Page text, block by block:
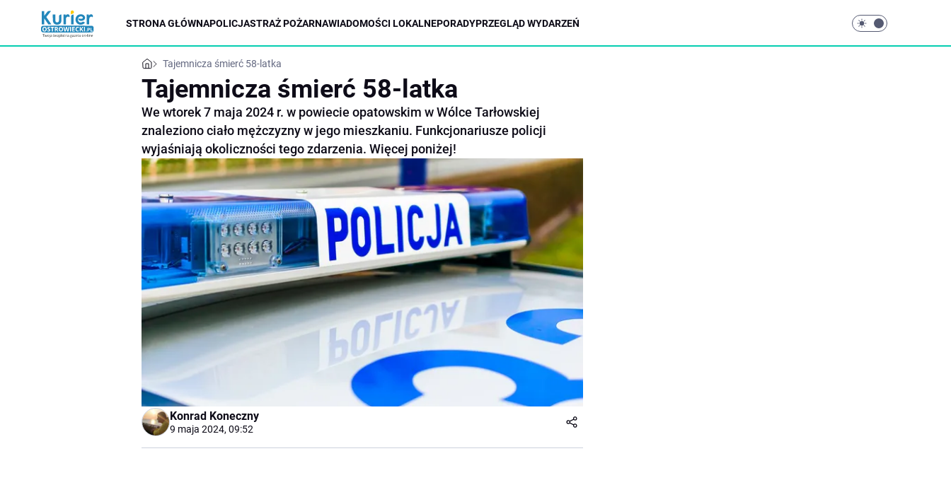
STRONA GŁÓWNAPOLICJASTRAŻ POŻARNAWIADOMOŚCI LOKALNEPORADYPRZEGLĄD WYDARZEŃ
Tajemnicza śmierć 58-latka
Tajemnicza śmierć 58-latka
We wtorek 7 maja 2024 r. w powiecie opatowskim w Wólce Tarłowskiej
znaleziono ciało mężczyzny w jego mieszkaniu. Funkcjonariusze policji
wyjaśniają okoliczności tego zdarzenia. Więcej poniżej!
Konrad Koneczny
9 maja 2024, 09:52